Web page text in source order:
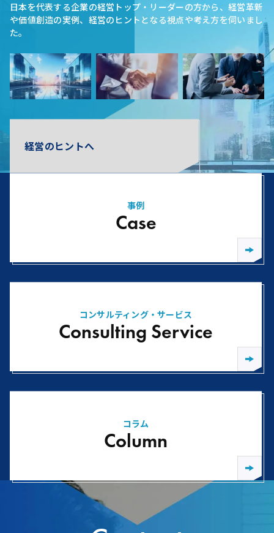
日本を代表する企業の経営トップ・リーダーの方から、経営革新
や価値創造の実例、経営のヒントとなる視点や考え方を伺いまし
た。
経営のヒントへ
事例
Case
コンサルティング・サービス
Consulting Service
コラム
Column